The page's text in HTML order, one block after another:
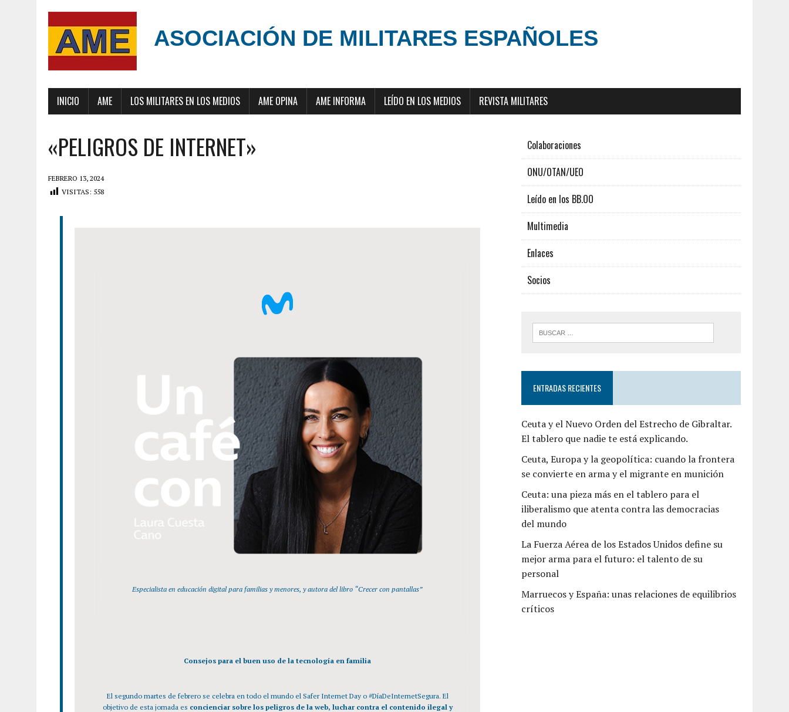
ASOCIACIÓN DE MILITARES ESPAÑOLES
INICIO AME LOS MILITARES EN LOS MEDIOS AME OPINA AME INFORMA LEÍDO EN LOS MEDIOS REVISTA MILITARES
«PELIGROS DE INTERNET»
FEBRERO 13, 2024
VISITAS: 558
Especialista en educación digital para familias y menores, y autora del libro “Crecer con pantallas”
Consejos para el buen uso de la tecnología en familia
El segundo martes de febrero se celebra en todo el mundo el Safer Internet Day o #DíaDeInternetSegura. El
objetivo de esta jornada es concienciar sobre los peligros de la web, luchar contra el contenido ilegal y
Colaboraciones
ONU/OTAN/UEO
Leído en los BB.OO
Multimedia
Enlaces
Socios
ENTRADAS RECIENTES
Ceuta y el Nuevo Orden del Estrecho de Gibraltar.
El tablero que nadie te está explicando.
Ceuta, Europa y la geopolítica: cuando la frontera
se convierte en arma y el migrante en munición
Ceuta: una pieza más en el tablero para el
iliberalismo que atenta contra las democracias
del mundo
La Fuerza Aérea de los Estados Unidos define su
mejor arma para el futuro: el talento de su
personal
Marruecos y España: unas relaciones de equilibrios
críticos